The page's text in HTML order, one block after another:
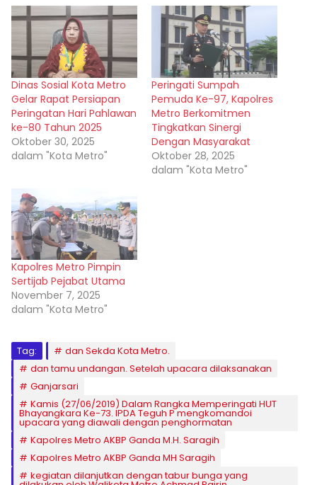
Dinas Sosial Kota Metro
Gelar Rapat Persiapan
Peringatan Hari Pahlawan
ke-80 Tahun 2025
Oktober 30, 2025
dalam "Kota Metro"
Peringati Sumpah
Pemuda Ke-97, Kapolres
Metro Berkomitmen
Tingkatkan Sinergi
Dengan Masyarakat
Oktober 28, 2025
dalam "Kota Metro"
Kapolres Metro Pimpin
Sertijab Pejabat Utama
November 7, 2025
dalam "Kota Metro"
Tag:
dan Sekda Kota Metro.
dan tamu undangan. Setelah upacara dilaksanakan
Ganjarsari
Kamis (27/06/2019) Dalam Rangka Memperingati HUT
Bhayangkara Ke-73. IPDA Teguh P mengkomandoi
upacara yang diawali dengan penghormatan
Kapolres Metro AKBP Ganda M.H. Saragih
Kapolres Metro AKBP Ganda MH Saragih
kegiatan dilanjutkan dengan tabur bunga yang